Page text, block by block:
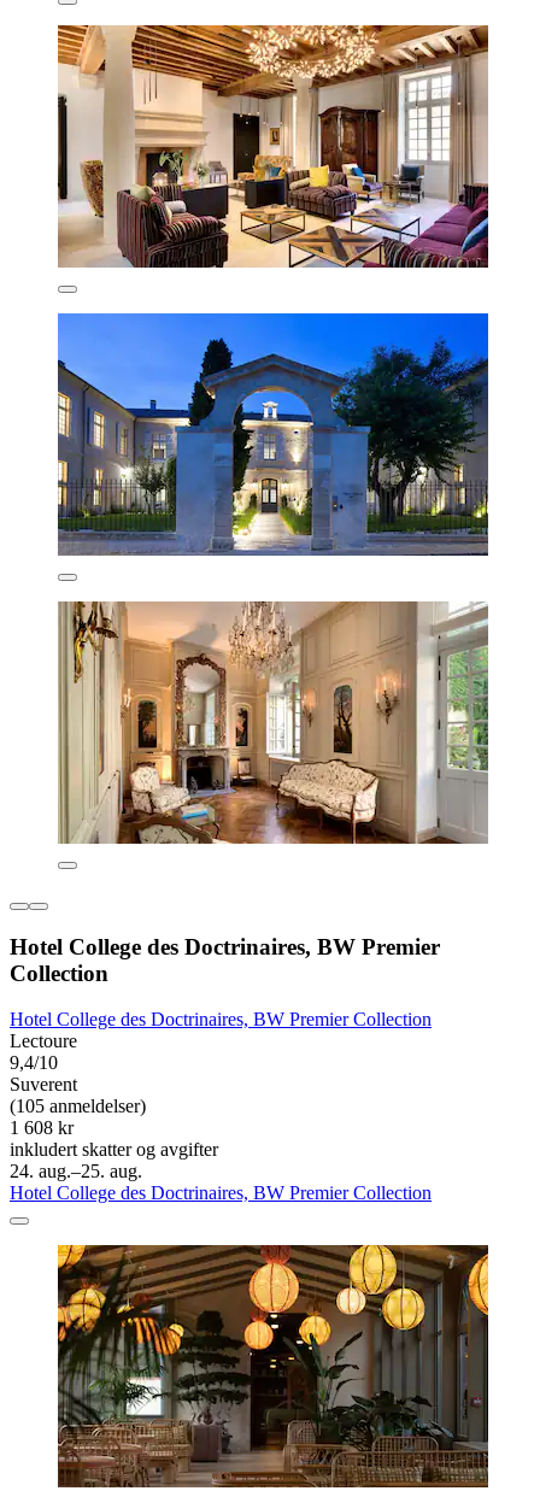
Hotel College des Doctrinaires, BW Premier
Collection
Hotel College des Doctrinaires, BW Premier Collection
Lectoure
9,4/10
Suverent
(105 anmeldelser)
1 608 kr
inkludert skatter og avgifter
24. aug.–25. aug.
Hotel College des Doctrinaires, BW Premier Collection